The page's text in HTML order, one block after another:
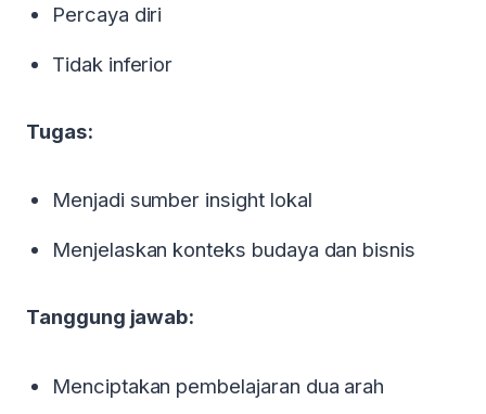
Percaya diri
Tidak inferior
Tugas:
Menjadi sumber insight lokal
Menjelaskan konteks budaya dan bisnis
Tanggung jawab:
Menciptakan pembelajaran dua arah